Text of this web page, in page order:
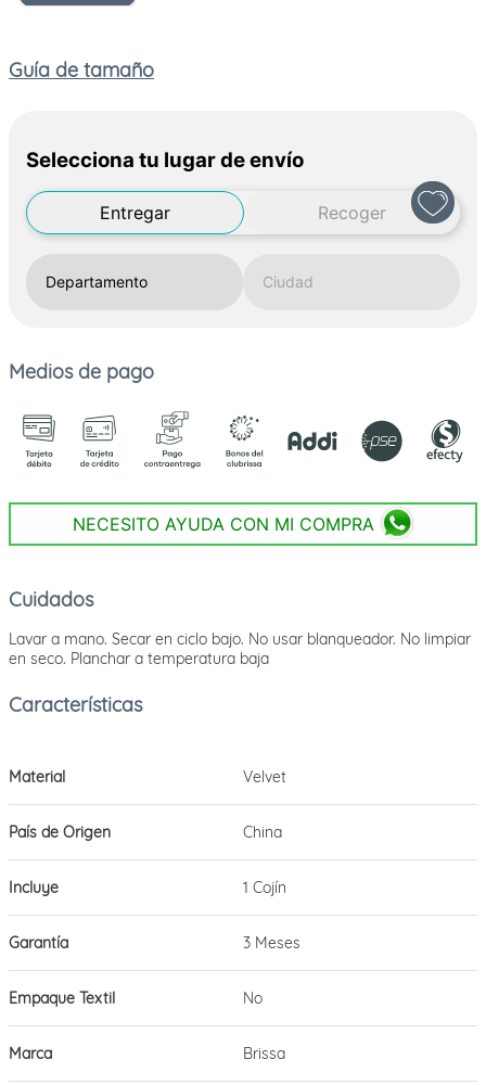
Guía de tamaño
Selecciona tu lugar de envío
Entregar Recoger
Medios de pago
NECESITO AYUDA CON MI COMPRA
Cuidados
Lavar a mano. Secar en ciclo bajo. No usar blanqueador. No limpiar
en seco. Planchar a temperatura baja
Material Velvet
País de Origen China
Incluye 1 Cojín
Garantía 3 Meses
Empaque Textil No
Marca Brissa